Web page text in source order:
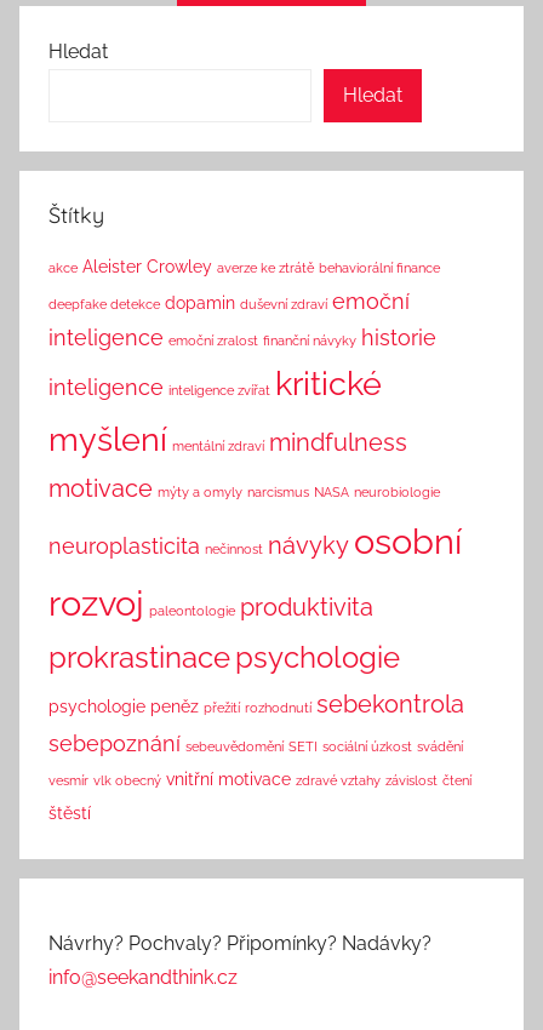
Hledat
Hledat
Štítky
akce Aleister Crowley averze ke ztrátě behaviorální finance
deepfake detekce dopamin duševní zdraví emoční
inteligence emoční zralost finanční návyky historie
inteligence inteligence zvířat kritické
myšlení mentální zdraví mindfulness
motivace mýty a omyly narcismus NASA neurobiologie
neuroplasticita nečinnost návyky osobní
rozvoj paleontologie produktivita
prokrastinacepsychologie
psychologie peněz přežití rozhodnutí sebekontrola
sebepoznání sebeuvědomění SETI sociální úzkost svádění
vesmír vlk obecný vnitřní motivace zdravé vztahy závislost čtení
štěstí
Návrhy? Pochvaly? Připomínky? Nadávky?
info@seekandthink.cz